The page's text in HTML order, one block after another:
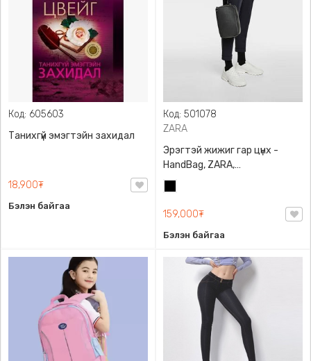
Код: 605603
Танихгүй эмэгтэйн захидал
18,900₮
Бэлэн байгаа
Код: 501078
ZARA
Эрэгтэй жижиг гар цүнх -
HandBag, ZARA,
3720/005/040, PU арьс
159,000₮
Бэлэн байгаа